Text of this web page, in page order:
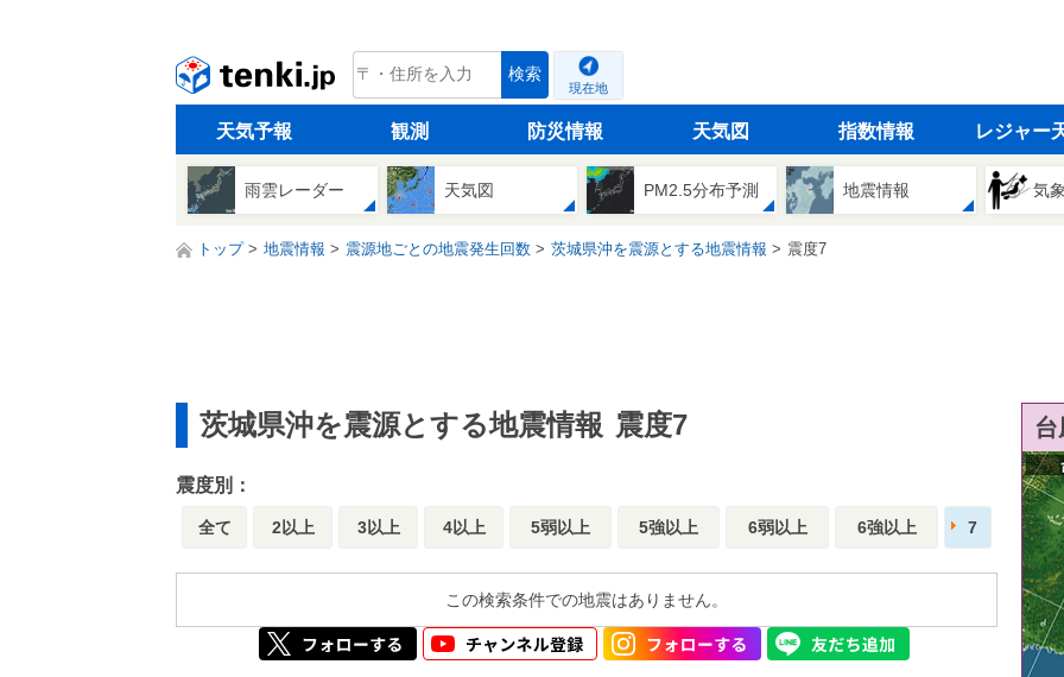
tenki.jp 検索
現在地
天気予報 観測 防災情報 天気図 指数情報 レジャー
雨雲レーダー 天気図 PM2.5分布予測 地震情報 気
トップ 地震情報 震源地ごとの地震発生回数 茨城県沖を震源とする地震情報 震度7
茨城県沖を震源とする地震情報 震度7
震度別：
全て 2以上 3以上 4以上 5弱以上 5強以上 6弱以上 6強以上 7
この検索条件での地震はありません。